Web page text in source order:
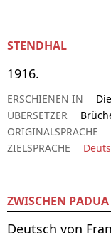
STENDHAL
1916.
ERSCHIENEN IN
ÜBERSETZER
ORIGINALSPRACHE
ZIELSPRACHE
ZWISCHEN PADUA
Deutsch von